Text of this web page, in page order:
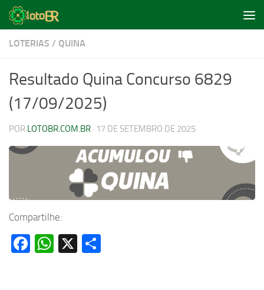
Skip to content
LOTERIAS / QUINA
Resultado Quina Concurso 6829
(17/09/2025)
POR LOTOBR.COM.BR · 17 DE SETEMBRO DE 2025
Compartilhe:
Facebook
WhatsApp
X